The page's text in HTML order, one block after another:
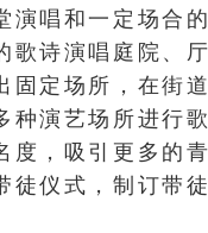
演唱和一定场合的
歌诗演唱庭院、
固定场所，在街
种演艺场所进行
度，吸引更多的
徒仪式，制订带